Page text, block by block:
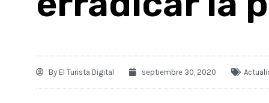
By El Turista Digital septiembre 30, 2020